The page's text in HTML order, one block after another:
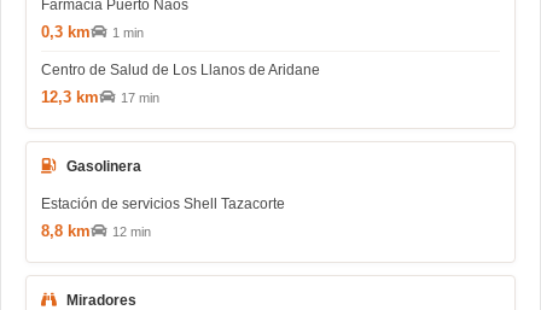
Farmacia Puerto Naos
0,3 km 1 min
Centro de Salud de Los Llanos de Aridane
12,3 km 17 min
Gasolinera
Estación de servicios Shell Tazacorte
8,8 km 12 min
Miradores